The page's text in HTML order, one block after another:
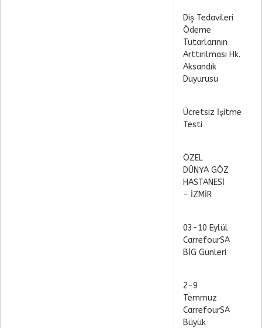
Diş Tedavileri
Ödeme
Tutarlarının
Arttırılması Hk.
Aksandık
Duyurusu
Ücretsiz İşitme
Testi
ÖZEL
DÜNYA GÖZ
HASTANESİ
- İZMİR
03-10 Eylül
CarrefourSA
BİG Günleri
2-9
Temmuz
CarrefourSA
Büyük